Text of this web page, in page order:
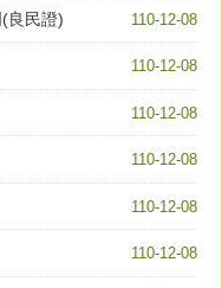
110-12-08
良民證)
110-12-08
110-12-08
110-12-08
110-12-08
110-12-08